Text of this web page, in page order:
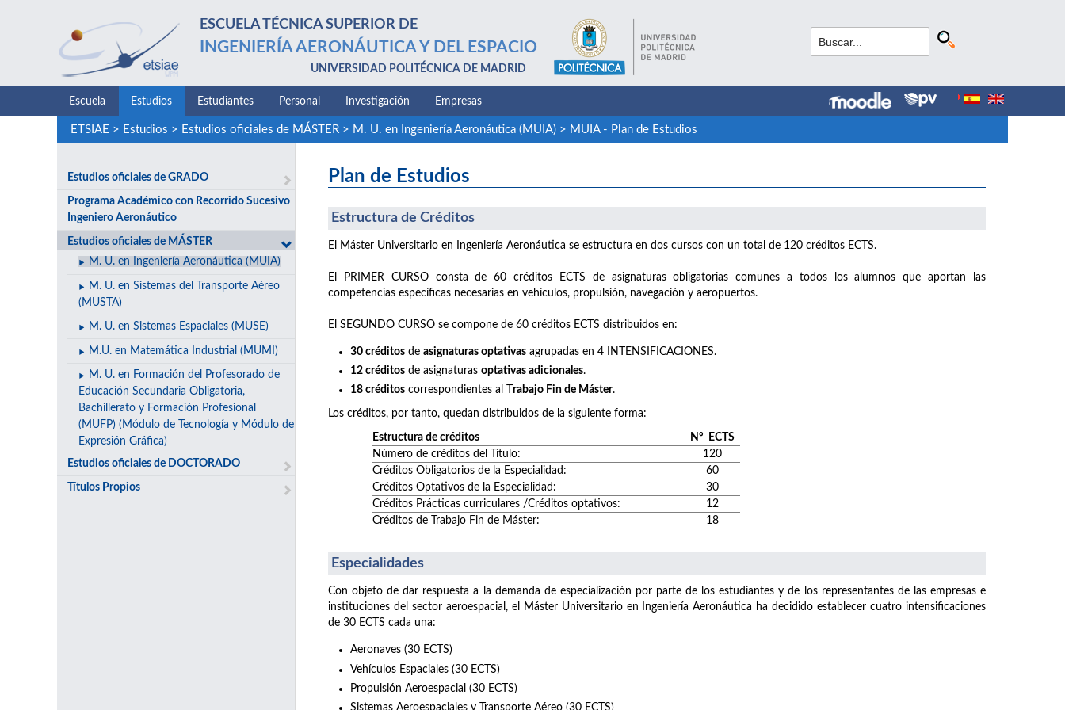
ESCUELA TÉCNICA SUPERIOR DE
INGENIERÍA AERONÁUTICA Y DEL ESPACIO
UNIVERSIDAD POLITÉCNICA DE MADRID
Escuela Estudios Estudiantes Personal Investigación Empresas
ETSIAE > Estudios > Estudios oficiales de MÁSTER> M. U. en Ingeniería Aeronáutica (MUIA)> MUIA - Plan de Estudios
Estudios oficiales de GRADO
Programa Académico con Recorrido Sucesivo
Ingeniero Aeronáutico
Estudios oficiales de MÁSTER
M. U. en Ingeniería Aeronáutica (MUIA)
M. U. en Sistemas del Transporte Aéreo
(MUSTA)
M. U. en Sistemas Espaciales (MUSE)
M.U. en Matemática Industrial (MUMI)
M. U. en Formación del Profesorado de
Educación Secundaria Obligatoria,
Bachillerato y Formación Profesional
(MUFP) (Módulo de Tecnología y Módulo de
Expresión Gráfica)
Estudios oficiales de DOCTORADO
Títulos Propios
Plan de Estudios
Estructura de Créditos
El Máster Universitario en Ingeniería Aeronáutica se estructura en dos cursos con un total de 120 créditos ECTS.
El PRIMER CURSO consta de 60 créditos ECTS de asignaturas obligatorias comunes a todos los alumnos que aportan las
competencias específicas necesarias en vehículos, propulsión, navegación y aeropuertos.
El SEGUNDO CURSO se compone de 60 créditos ECTS distribuidos en:
30 créditos de asignaturas optativas agrupadas en 4 INTENSIFICACIONES.
12 créditos de asignaturas optativas adicionales.
18 créditos correspondientes al T rabajo Fin de Máster.
Los créditos, por tanto, quedan distribuidos de la siguiente forma:
Estructura de créditos
Nº ECTS
Número de créditos del Título:
120
Créditos Obligatorios de la Especialidad:
60
Créditos Optativos de la Especialidad:
30
Créditos Prácticas curriculares /Créditos optativos:
12
Créditos de Trabajo Fin de Máster:
18
Especialidades
Con objeto de dar respuesta a la demanda de especialización por parte de los estudiantes y de los representantes de las empresas e
instituciones del sector aeroespacial, el Máster Universitario en Ingeniería Aeronáutica ha decidido establecer cuatro intensificaciones
de 30 ECTS cada una:
Aeronaves (30 ECTS)
Vehículos Espaciales (30 ECTS)
Propulsión Aeroespacial (30 ECTS)
Sistemas Aeroespaciales y Transporte Aéreo (30 ECTS)